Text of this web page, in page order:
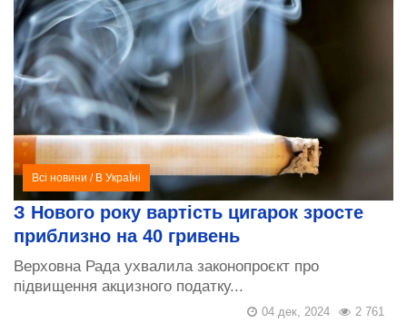
Всі новини / В УкраЇні
З Нового року вартість цигарок зросте
приблизно на 40 гривень
Верховна Рада ухвалила законопроєкт про
підвищення акцизного податку...
2 761
04 дек, 2024